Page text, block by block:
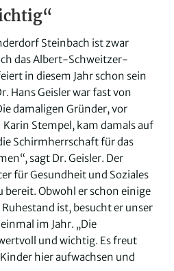
Steinbach ist zwar
das Albert-Schweitzer-
in diesem Jahr schon sein
Hans Geisler war fast von
damaligen Gründer, vor
Stempel, kam damals auf
Schirmherrschaft für das
sagt Dr. Geisler. Der
für Gesundheit und Soziales
bereit. Obwohl er schon einige
ist, besucht er unser
im Jahr. „Die
und wichtig. Es freut
hier aufwachsen und